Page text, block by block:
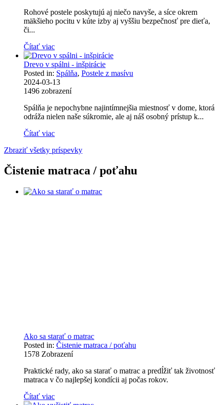
Rohové postele poskytujú aj niečo navyše, a síce okrem
mäkšieho pocitu v kúte izby aj vyššiu bezpečnosť pre dieťa,
či...
Čítať viac
Drevo v spálni - inšpirácie
Posted in: Spálňa, Postele z masívu
2024-03-13
1496 zobrazení
Spálňa je nepochybne najintímnejšia miestnosť v dome, ktorá
odráža nielen naše súkromie, ale aj náš osobný prístup k...
Čítať viac
Zbraziť všetky príspevky
Čistenie matraca / poťahu
Ako sa starať o matrac
Posted in: Čistenie matraca / poťahu
1578 Zobrazení
Praktické rady, ako sa starať o matrac a predĺžiť tak životnosť
matraca v čo najlepšej kondícii aj počas rokov.
Čítať viac